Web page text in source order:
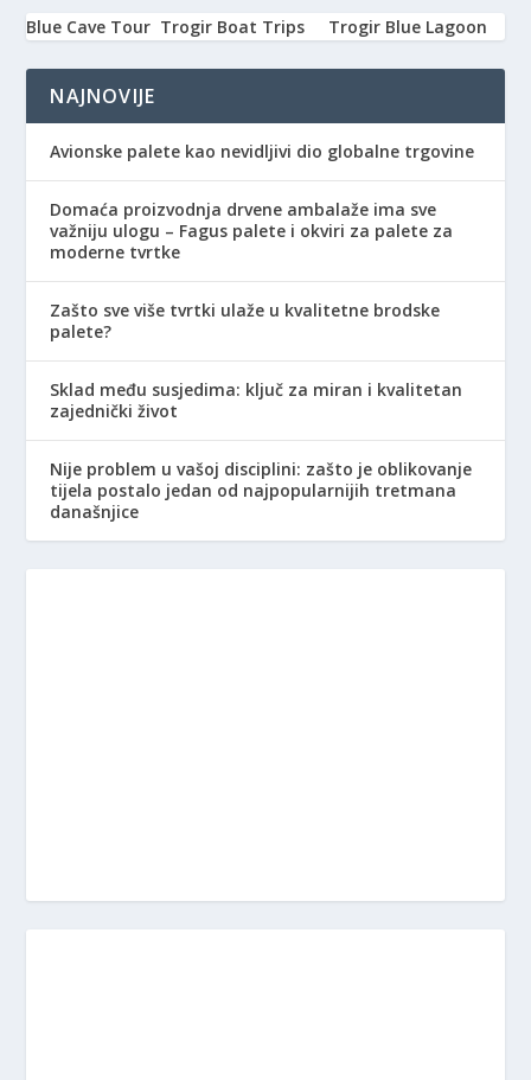
Blue Cave Tour Trogir Boat Trips Trogir Blue Lagoon
NAJNOVIJE
Avionske palete kao nevidljivi dio globalne trgovine
Domaća proizvodnja drvene ambalaže ima sve
važniju ulogu – Fagus palete i okviri za palete za
moderne tvrtke
Zašto sve više tvrtki ulaže u kvalitetne brodske
palete?
Sklad među susjedima: ključ za miran i kvalitetan
zajednički život
Nije problem u vašoj disciplini: zašto je oblikovanje
tijela postalo jedan od najpopularnijih tretmana
današnjice